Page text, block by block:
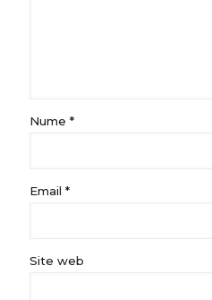
Nume *
Email *
Site web